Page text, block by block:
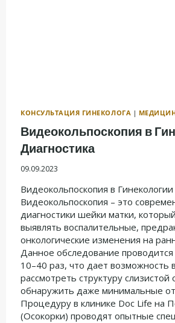
КОНСУЛЬТАЦИЯ ГИНЕКОЛОГА |
Видеокольпоскопия в
Диагностика
09.09.2023
Видеокольпоскопия в Гинекологии
Видеокольпоскопия – это
диагностики шейки матки,
выявлять воспалительные,
онкологические изменения на
Данное обследование
10–40 раз, что дает возможность
рассмотреть структуру слизистой
обнаружить даже минимальные
Процедуру в клинике Doc Life на
(Осокорки) проводят опытные